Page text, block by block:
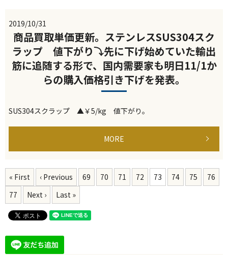
2019/10/31
商品買取単価更新。ステンレスSUS304スク
ラップ 値下がり⤵先に下げ始めていた輸出
筋に追随する形で、国内需要家も明日11/1か
らの購入価格引き下げを発表。
SUS304スクラップ ▲￥5/kg 値下がり。
MORE
« First ‹ Previous 69 70 71 72 73 74 75
76
77
Next › Last »